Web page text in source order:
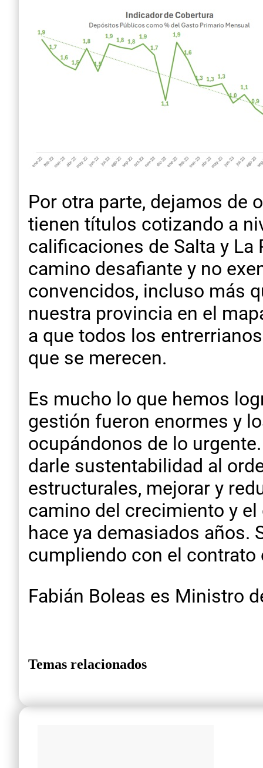
Por otra parte, dejamos de
tienen títulos cotizando a
calificaciones de Salta y
camino desafiante y no
convencidos, incluso más
nuestra provincia en el
a que todos los
que se merecen.
Es mucho lo que hemos
gestión fueron enormes y
ocupándonos de lo
darle sustentabilidad al
estructurales, mejorar y
camino del crecimiento y
hace ya demasiados años.
cumpliendo con el
Fabián Boleas es Ministro
Temas relacionados